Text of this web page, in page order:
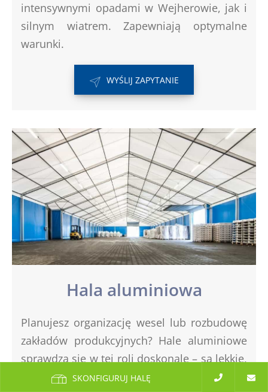
SKONFIGURUJ HALĘ
intensywnymi opadami w Wejherowie, jak i
silnym wiatrem. Zapewniają optymalne
warunki.
WYŚLIJ ZAPYTANIE
Hala aluminiowa
Planujesz organizację wesel lub rozbudowę
zakładów produkcyjnych? Hale aluminiowe
sprawdzą się w tej roli doskonale – są lekkie,
mobilne i odporne na działanie czynników